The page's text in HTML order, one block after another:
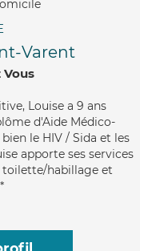
Varent
Vous
Louise a 9 ans
d'Aide Médico-
le HIV / Sida et les
apporte ses services
toilette/habillage et